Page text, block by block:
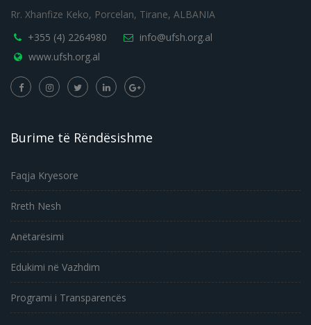
Rr. Xhanfize Keko, Porcelan, Tirane, ALBANIA
+355 (4) 2264980
info@ufsh.org.al
www.ufsh.org.al
Burime të Rëndësishme
Faqja Kryesore
Rreth Nesh
Anëtarësimi
Edukimi në Vazhdim
Programi i Transparencës